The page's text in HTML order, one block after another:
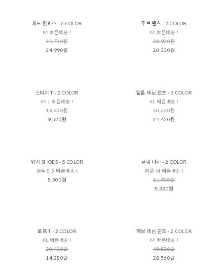
피노 원피스 - 2 COLOR
M 빠른배송 !
35,700원
24,990원
루브 팬츠 - 2 COLOR
M 빠른배송 !
28,900원
20,230원
스티치 T - 2 COLOR
M,L 빠른배송 !
13,600원
9,520원
탈론 데님 팬츠 - 3 COLOR
XL 빠른배송 !
30,600원
21,420원
위시 SHOES - 5 COLOR
블루 8.5 빠른배송 !
8,500원
클림 나시 - 2 COLOR
퍼플 M 빠른배송 !
11,900원
8,330원
로프 T - 2 COLOR
XL 빠른배송 !
20,400원
14,280원
해브 데님 팬츠 - 2 COLOR
M 빠른배송 !
40,800원
28,560원